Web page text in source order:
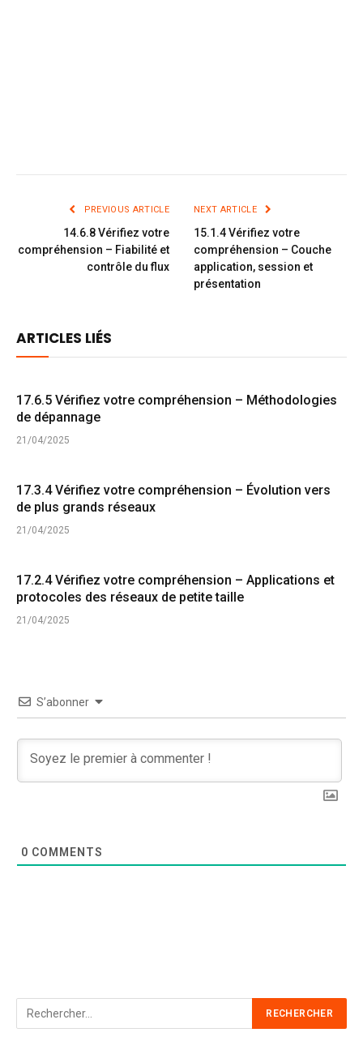
PREVIOUS ARTICLE
14.6.8 Vérifiez votre
compréhension – Fiabilité et
contrôle du flux
NEXT ARTICLE
15.1.4 Vérifiez votre
compréhension – Couche
application, session et
présentation
ARTICLES LIÉS
17.6.5 Vérifiez votre compréhension – Méthodologies
de dépannage
21/04/2025
17.3.4 Vérifiez votre compréhension – Évolution vers
de plus grands réseaux
21/04/2025
17.2.4 Vérifiez votre compréhension – Applications et
protocoles des réseaux de petite taille
21/04/2025
S’abonner
0 COMMENTS